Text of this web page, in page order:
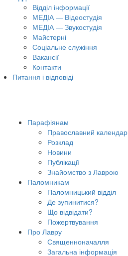
Відділ інформації
МЕДІА — Відеостудія
МЕДІА — Звукостудія
Майстерні
Соціальне служіння
Вакансії
Контакти
Питання і відповіді
Парафіянам
Православний календар
Розклад
Новини
Публікації
Знайомство з Лаврою
Паломникам
Паломницький відділ
Де зупинитися?
Що відвідати?
Пожертвування
Про Лавру
Священноначалля
Загальна інформація